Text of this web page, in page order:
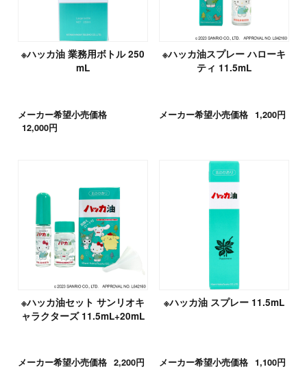
※ハッカ油 業務用ボトル 250
mL
メーカー希望小売価格
12,000円
※ハッカ油スプレー ハローキ
ティ 11.5mL
メーカー希望小売価格 1,200円
※ハッカ油セット サンリオキ
ャラクターズ 11.5mL+20mL
メーカー希望小売価格 2,200円
※ハッカ油 スプレー 11.5mL
メーカー希望小売価格 1,100円